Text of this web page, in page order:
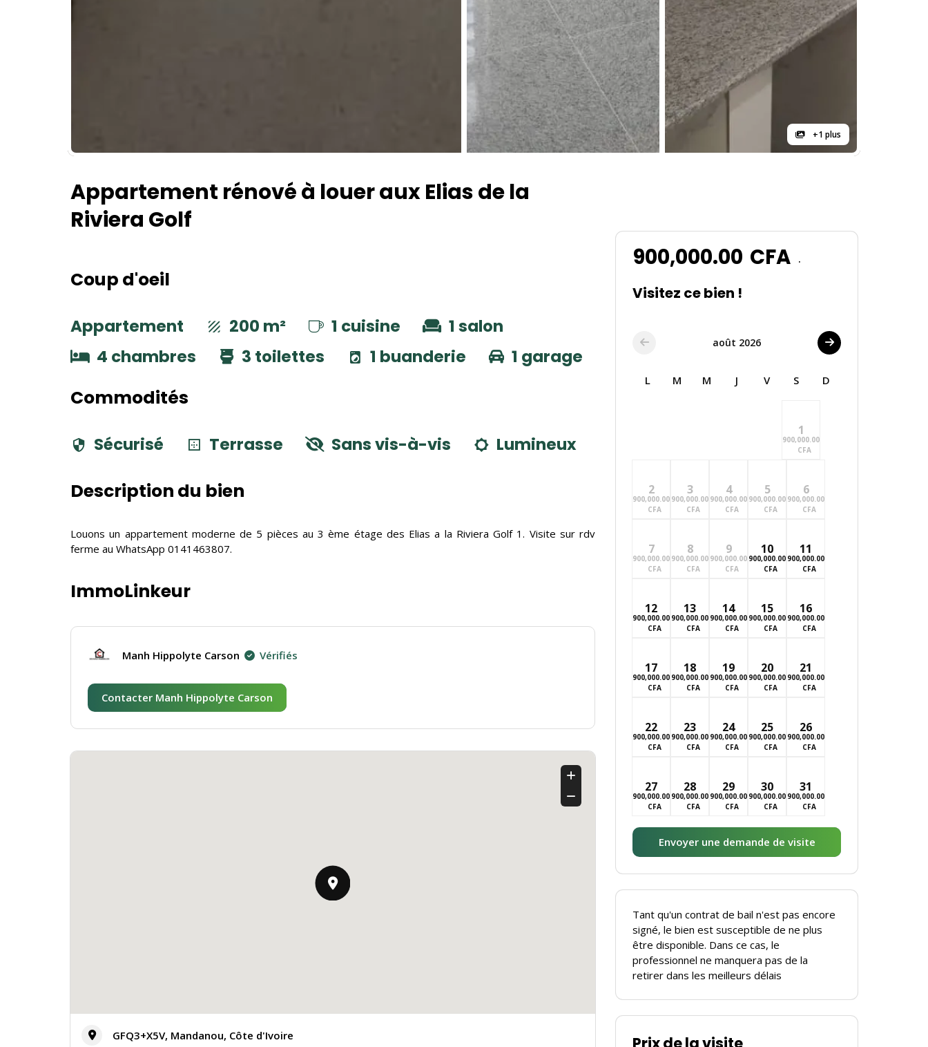
+1 plus
Appartement rénové à louer aux Elias de la
Riviera Golf
Coup d'oeil
Appartement 200 m² 1 cuisine
1 salon
4 chambres
3 toilettes 1 buanderie 1 garage
Commodités
Sécurisé Terrasse Sans vis-à-vis Lumineux
Description du bien
Louons un appartement moderne de 5 pièces au 3 ème étage des Elias a la Riviera Golf 1. Visite sur rdv
ferme au WhatsApp 0141463807.
ImmoLinkeur
Manh Hippolyte Carson Vérifiés
Contacter Manh Hippolyte Carson
GFQ3+X5V, Mandanou, Côte d'Ivoire
900,000.00 CFA .
Visitez ce bien !
août 2026
L M M J V S D
1
900,000.00
CFA
2
900,000.00
CFA
3
900,000.00
CFA
4
900,000.00
CFA
5
900,000.00
CFA
6
900,000.00
CFA
7
900,000.00
CFA
8
900,000.00
CFA
9
900,000.00
CFA
10
900,000.00
CFA
11
900,000.00
CFA
12
900,000.00
CFA
13
900,000.00
CFA
14
900,000.00
CFA
15
900,000.00
CFA
16
900,000.00
CFA
17
900,000.00
CFA
18
900,000.00
CFA
19
900,000.00
CFA
20
900,000.00
CFA
21
900,000.00
CFA
22
900,000.00
CFA
23
900,000.00
CFA
24
900,000.00
CFA
25
900,000.00
CFA
26
900,000.00
CFA
27
900,000.00
CFA
28
900,000.00
CFA
29
900,000.00
CFA
30
900,000.00
CFA
31
900,000.00
CFA
Envoyer une demande de visite
Tant qu'un contrat de bail n'est pas encore
signé, le bien est susceptible de ne plus
être disponible. Dans ce cas, le
professionnel ne manquera pas de la
retirer dans les meilleurs délais